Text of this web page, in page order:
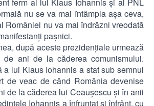
ferm al lui Klaus Iohannis şi al PNL
nu se va mai întâmpla aşa ceva,
României nu va mai îndrăzni vreodată
paşnici.
aceste prezidenţiale urmează
de ani de la căderea comunismului.
a lui Klaus Iohannis a stat sub semnul
de veac de când România devenise
de la căderea lui Ceauşescu şi în anii
Iohannis a înfruntat şi înfrânt, cu